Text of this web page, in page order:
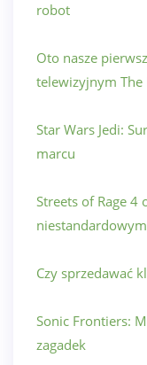
robot
Oto nasze
telewizyjnym The
Star Wars Jedi:
marcu
Streets of Rage 4
Czy sprzedawać
Sonic Frontiers:
zagadek